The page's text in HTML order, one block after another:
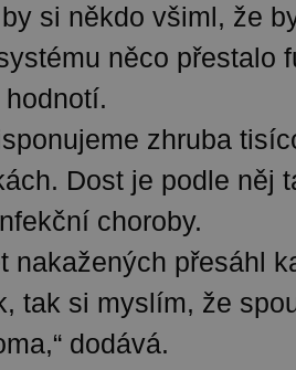
si někdo všiml, že
něco přestalo
hodnotí.
zhruba
Dost je podle něj
choroby.
nakažených přesáhl
tak si myslím, že
dodává.